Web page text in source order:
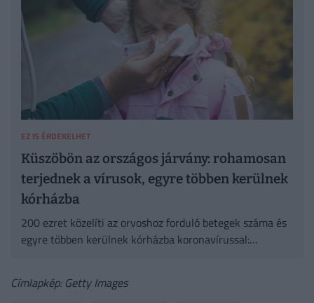
EZ IS ÉRDEKELHET
Küszöbön az országos járvány: rohamosan
terjednek a vírusok, egyre többen kerülnek
kórházba
200 ezret közelíti az orvoshoz forduló betegek száma és
egyre többen kerülnek kórházba koronavírussal:
Címlapkép: Getty Images